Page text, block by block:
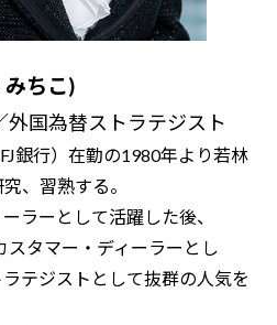
ちこ)
国為替ストラテジスト
銀行）在勤の1980年より若林
、習熟する。
ラーとして活躍した後、
タマー・ディーラーとし
テジストとして抜群の人気を